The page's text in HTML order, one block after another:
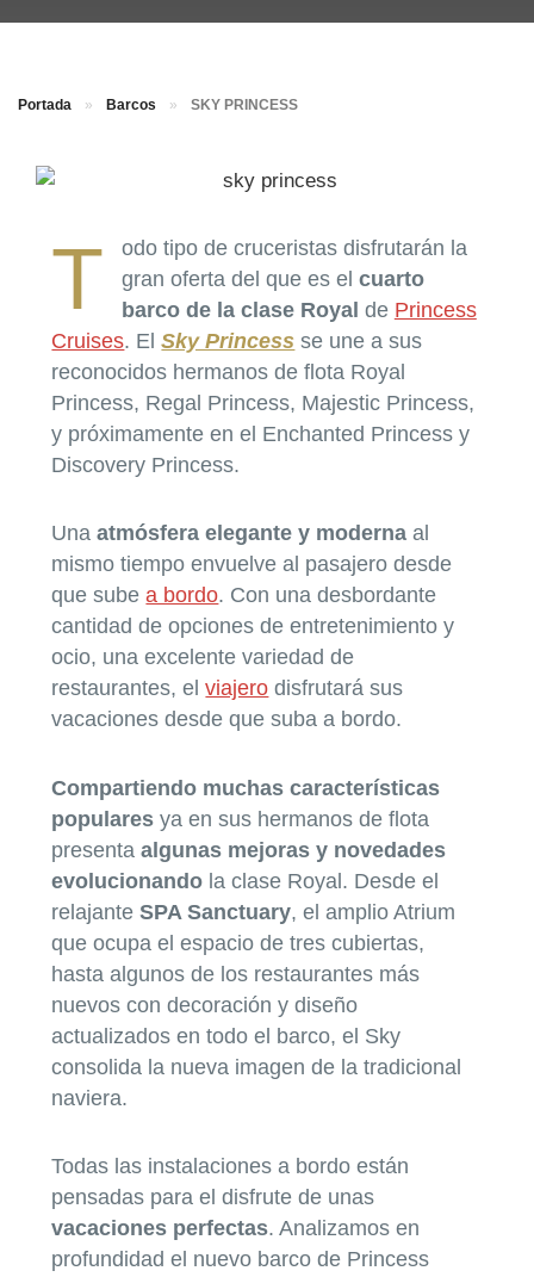
Portada » Barcos » SKY PRINCESS
T
odo tipo de cruceristas disfrutarán la
gran oferta del que es el cuarto
barco de la clase Royal de Princess
Cruises. ElSky Princess se une a sus
reconocidos hermanos de flota Royal
Princess, Regal Princess, Majestic Princess,
y próximamente en el Enchanted Princess y
Discovery Princess.
Unaatmósfera elegante y moderna al
mismo tiempo envuelve al pasajero desde
que subea bordo. Con una desbordante
cantidad de opciones de entretenimiento y
ocio, una excelente variedad de
restaurantes, elviajero disfrutará sus
vacaciones desde que suba a bordo.
Compartiendo muchas características
populares ya en sus hermanos de flota
presentaalgunas mejoras y novedades
evolucionando la clase Royal. Desde el
relajanteSPA Sanctuary, el amplio Atrium
que ocupa el espacio de tres cubiertas,
hasta algunos de los restaurantes más
nuevos con decoración y diseño
actualizados en todo el barco, el Sky
consolida la nueva imagen de la tradicional
naviera.
Todas las instalaciones a bordo están
pensadas para el disfrute de unas
vacaciones perfectas. Analizamos en
profundidad el nuevo barco de Princess